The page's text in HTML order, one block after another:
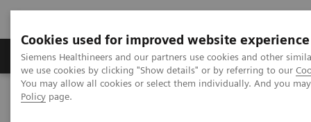
Cookies used for improved website experience
Siemens Healthineers and our partners use cookies and other
we use cookies by clicking "Show details" or by referring to our
You may allow all cookies or select them individually. And you
Policy page.
Productos y servicios Especialidades Clínicas
Siemens Healthineers Latinoamérica